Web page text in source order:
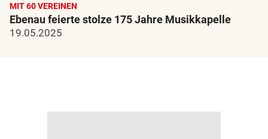
MIT 60 VEREINEN
Ebenau feierte stolze 175 Jahre Musikkapelle
19.05.2025